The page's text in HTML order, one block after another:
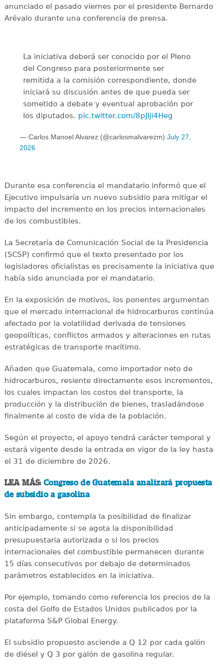
anunciado el pasado viernes por el presidente Bernardo
Arévalo durante una conferencia de prensa.
La iniciativa deberá ser conocido por el Pleno
del Congreso para posteriormente ser
remitida a la comisión correspondiente, donde
iniciará su discusión antes de que pueda ser
sometido a debate y eventual aprobación por
los diputados. pic.twitter.com/8pJIji4Heg
— Carlos Manoel Alvarez (@carlosmalvarezm) July 27,
2026
Durante esa conferencia el mandatario informó que el
Ejecutivo impulsaría un nuevo subsidio para mitigar el
impacto del incremento en los precios internacionales
de los combustibles.
La Secretaría de Comunicación Social de la Presidencia
(SCSP) confirmó que el texto presentado por los
legisladores oficialistas es precisamente la iniciativa que
había sido anunciada por el mandatario.
En la exposición de motivos, los ponentes argumentan
que el mercado internacional de hidrocarburos continúa
afectado por la volatilidad derivada de tensiones
geopolíticas, conflictos armados y alteraciones en rutas
estratégicas de transporte marítimo.
Añaden que Guatemala, como importador neto de
hidrocarburos, resiente directamente esos incrementos,
los cuales impactan los costos del transporte, la
producción y la distribución de bienes, trasladándose
finalmente al costo de vida de la población.
Según el proyecto, el apoyo tendrá carácter temporal y
estará vigente desde la entrada en vigor de la ley hasta
el 31 de diciembre de 2026.
LEA MÁS: Congreso de Guatemala analizará propuesta
de subsidio a gasolina
Sin embargo, contempla la posibilidad de finalizar
anticipadamente si se agota la disponibilidad
presupuestaria autorizada o si los precios
internacionales del combustible permanecen durante
15 días consecutivos por debajo de determinados
parámetros establecidos en la iniciativa.
Por ejemplo, tomando como referencia los precios de la
costa del Golfo de Estados Unidos publicados por la
plataforma S&P Global Energy.
El subsidio propuesto asciende a Q 12 por cada galón
de diésel y Q 3 por galón de gasolina regular.